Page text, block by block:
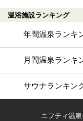
温浴施設ランキング
年間温泉ランキ
月間温泉ランキ
サウナランキン
ニフティ温